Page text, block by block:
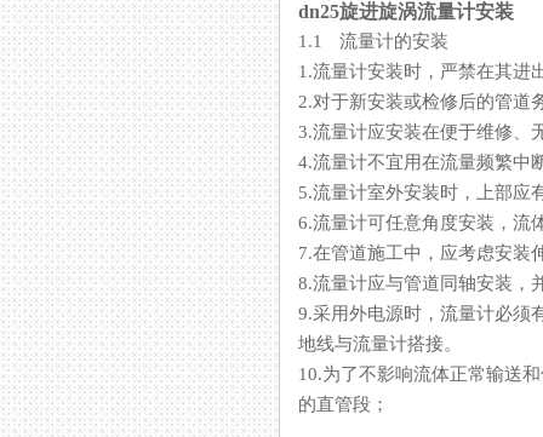
dn25旋进旋涡流量计安装
1.1 流量计的安装
1.流量计安装时，严禁在其
2.对于新安装或检修后的管道务
3.流量计应安装在便于维修、
4.流量计不宜用在流量频繁中断
5.流量计室外安装时，上部
6.流量计可任意角度安装，
7.在管道施工中，应考虑安装
8.流量计应与管道同轴安装
9.采用外电源时，流量计必须
地线与流量计搭接。
10.为了不影响流体正常输送
的直管段；